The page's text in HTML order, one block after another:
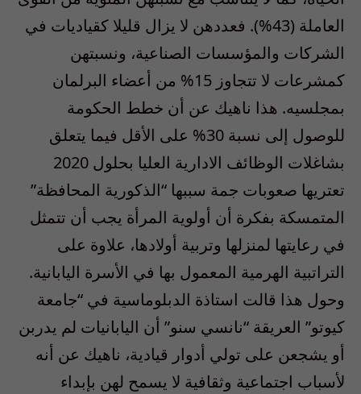
العاملة (43%). فعددهن لا يزال قليلا كقياديات في
الشركات والمؤسسات الصناعية، ونسبتهن
كمشرعات لا تتجاوز 15% من أعضاء البرلمان
بمجلسيه. هذا ناهيك عن أن خطط الحكومة
للوصول إلى نسبة 30% على الأقل فيما يتعلق
بشاغلات الوظائف الادارية العليا بحلول 2020
تعتريها صعوبات جمة سببها “الذكورية المحافظة”
المتمسكة بفكرة أن أولوية المرأة يجب أن تتمثل
في رعايتها لمنزلها وتربية أولادها، علاوة على
التراتبية الهرمية المعمول بها في الأسرة اليابانية.
وحول هذا قالت استاذة الدبلوماسية في “جامعة
كيوتو” العريقة “نانسي سنو” أن اليابانيات لم يدربن
أو يشجعن على تولي أدوار قيادية، ناهيك عن أنه
لأسباب اجتماعية وثقافية لا يسمح لهن بإبداء